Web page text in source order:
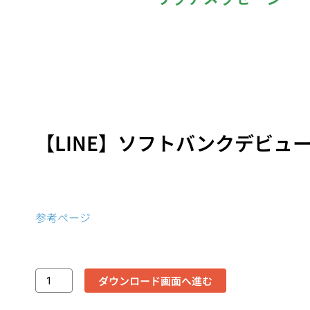
【LINE】ソフトバンクデビュ
参考ページ
ダウンロード画面へ進む